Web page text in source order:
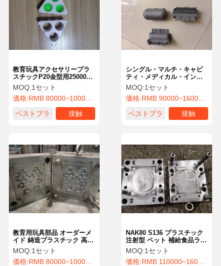
シングル・マルチ・キャビ
ティ・メディカル・インジ
ェクション・モールド OEM
ODM スチール・ヘルスケア
部品
MOQ:1セット
価格:RMB 90000~160000/Piece
ベストプラ
接触
教育玩具アクセサリープラ
スチックP20金型用250000
ショットカスタム射出成形
金型
MOQ:1セット
価格:RMB 80000~100000/Piece
ベストプラ
接触
NAK80 S136 プラスチック
注射型 ペット 補給食品ラッ
ク 注射型 OEM ODM
MOQ:1セット
価格:RMB 110000~160000/Piece
教育用玩具部品 オーダーメ
イド 鋳造プラスチック 高精
度 オーダーメイド プラスチ
ック インジェクション 模具
MOQ:1セット
価格:RMB 80000~100000/Piece